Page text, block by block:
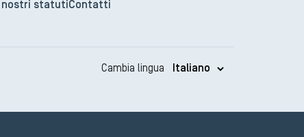
I nostri statuti Contatti
Cambia lingua